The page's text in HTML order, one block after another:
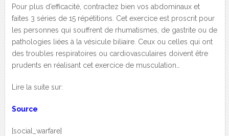
Pour plus d’efficacité, contractez bien vos abdominaux et
faites 3 séries de 15 répétitions. Cet exercice est proscrit pour
les personnes qui souffrent de rhumatismes, de gastrite ou de
pathologies liées à la vésicule biliaire. Ceux ou celles qui ont
des troubles respiratoires ou cardiovasculaires doivent être
prudents en réalisant cet exercice de musculation…
Lire la suite sur:
Source
[social_warfare]